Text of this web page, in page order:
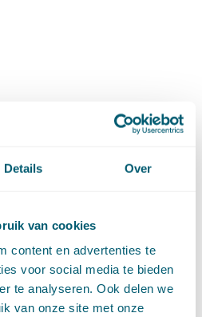
Details Over
van cookies
content en advertenties te
voor social media te bieden
te analyseren. Ook delen we
van onze site met onze